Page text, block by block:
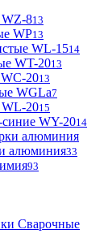
WZ-813
WP13
WL-1514
WT-2013
2013
WGLa7
WL-2015
WY-2014
алюминия33
93
Сварочные